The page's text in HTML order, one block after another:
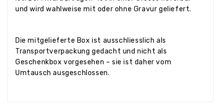
und wird wahlweise mit oder ohne Gravur geliefert.
Die mitgelieferte Box ist ausschliesslich als
Transportverpackung gedacht und nicht als
Geschenkbox vorgesehen – sie ist daher vom
Umtausch ausgeschlossen.